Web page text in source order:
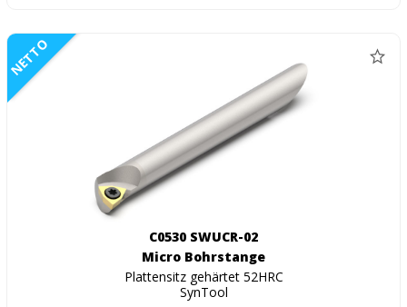
NETTO
C0530 SWUCR-02
Micro Bohrstange
Plattensitz gehärtet 52HRC
SynTool